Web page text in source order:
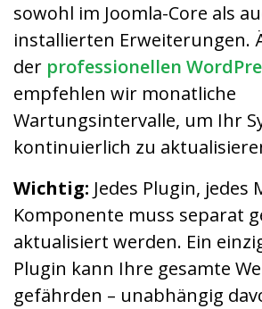
sowohl im Joomla-Core als
installierten Erweiterungen.
der professionellen
empfehlen wir monatliche
Wartungsintervalle, um Ihr
kontinuierlich zu
Wichtig: Jedes Plugin, jedes
Komponente muss separat
aktualisiert werden. Ein
Plugin kann Ihre gesamte
gefährden – unabhängig